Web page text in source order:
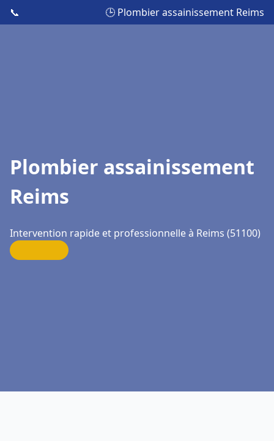
📞 🕒 Plombier assainissement Reims
Plombier assainissement
Reims
Intervention rapide et professionnelle à Reims (51100)